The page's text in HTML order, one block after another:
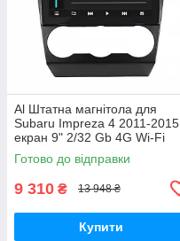
Al Штатна магнітола для
Subaru Impreza 4 2011-2015
екран 9" 2/32 Gb 4G Wi-Fi
GPS Top Android
Готово до відправки
9 310 ₴ 13 948 ₴
Купити